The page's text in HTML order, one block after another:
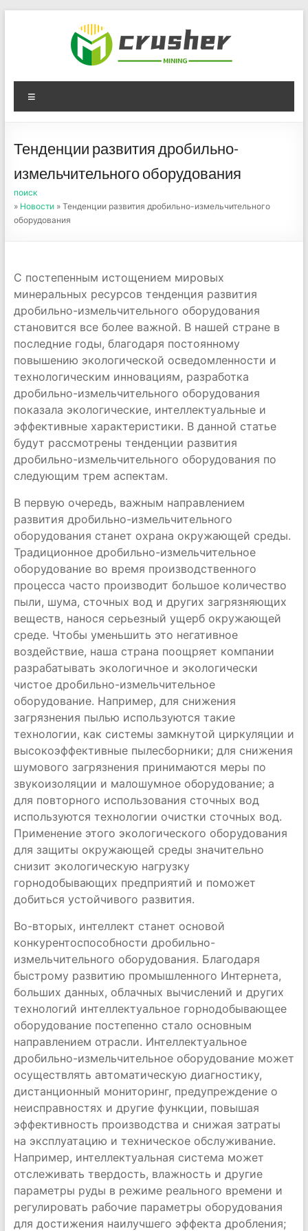
Оборудование для
дробления угля,
измельчения печного
порошка
Тенденции развития дробильно-
измельчительного оборудования
поиск
» Новости» Тенденции развития дробильно-измельчительного
оборудования
С постепенным истощением мировых
минеральных ресурсов тенденция развития
дробильно-измельчительного оборудования
становится все более важной. В нашей стране в
последние годы, благодаря постоянному
повышению экологической осведомленности и
технологическим инновациям, разработка
дробильно-измельчительного оборудования
показала экологические, интеллектуальные и
эффективные характеристики. В данной статье
будут рассмотрены тенденции развития
дробильно-измельчительного оборудования по
следующим трем аспектам.
В первую очередь, важным направлением
развития дробильно-измельчительного
оборудования станет охрана окружающей среды.
Традиционное дробильно-измельчительное
оборудование во время производственного
процесса часто производит большое количество
пыли, шума, сточных вод и других загрязняющих
веществ, нанося серьезный ущерб окружающей
среде. Чтобы уменьшить это негативное
воздействие, наша страна поощряет компании
разрабатывать экологичное и экологически
чистое дробильно-измельчительное
оборудование. Например, для снижения
загрязнения пылью используются такие
технологии, как системы замкнутой циркуляции и
высокоэффективные пылесборники; для снижения
шумового загрязнения принимаются меры по
звукоизоляции и малошумное оборудование; а
для повторного использования сточных вод
используются технологии очистки сточных вод.
Применение этого экологического оборудования
для защиты окружающей среды значительно
снизит экологическую нагрузку
горнодобывающих предприятий и поможет
добиться устойчивого развития.
Во-вторых, интеллект станет основой
конкурентоспособности дробильно-
измельчительного оборудования. Благодаря
быстрому развитию промышленного Интернета,
больших данных, облачных вычислений и других
технологий интеллектуальное горнодобывающее
оборудование постепенно стало основным
направлением отрасли. Интеллектуальное
дробильно-измельчительное оборудование может
осуществлять автоматическую диагностику,
дистанционный мониторинг, предупреждение о
неисправностях и другие функции, повышая
эффективность производства и снижая затраты
на эксплуатацию и техническое обслуживание.
Например, интеллектуальная система может
отслеживать твердость, влажность и другие
параметры руды в режиме реального времени и
регулировать рабочие параметры оборудования
для достижения наилучшего эффекта дробления;